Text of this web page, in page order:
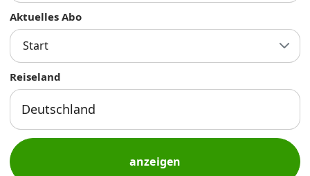
Alle Anbieter
Handy-Abo-Aktionen
Handy-Abo kündigen oder
Aktuelles Abo
Start
Reiseland
anzeigen